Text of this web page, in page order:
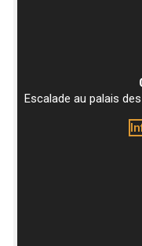
Escalade au palais